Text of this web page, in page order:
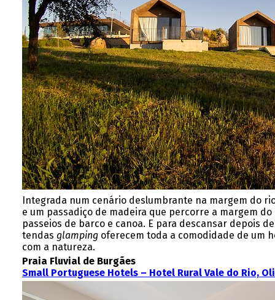
Integrada num cenário deslumbrante na margem do
e um passadiço de madeira que percorre a margem
passeios de barco e canoa. E para descansar depois
tendas glamping oferecem toda a comodidade de um
com a natureza.
Praia Fluvial de Burgães
Small Portuguese Hotels – Hotel Rural Vale do Rio,